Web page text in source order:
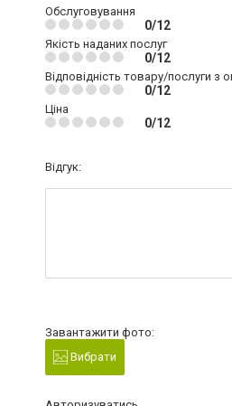
Обслуговування
0/12
Якість наданих послуг
0/12
Відповідність товару/послуги з
0/12
Ціна
0/12
Відгук:
Завантажити фото:
Вибрати